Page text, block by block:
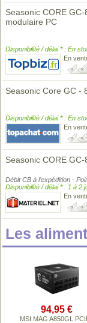
Seasonic CORE
modulaire PC
Disponibilité / délai * : En
En
Seasonic Core GC -
Disponibilité / délai * : En
En
Seasonic CORE GC-
Débit CB à l'expédition -
Disponibilité / délai * : 1 à 2
En
Les
94,95 €
MSI MAG A850GL